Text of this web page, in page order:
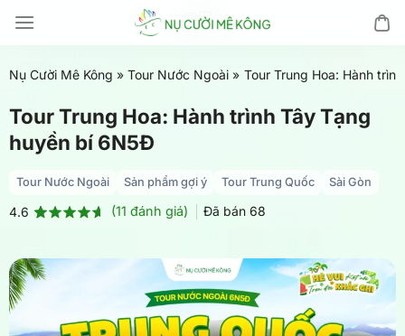
đến
dung
Nụ Cười Mê Kông » Tour Nước Ngoài » Tour Trung Hoa: Hành
Tour Trung Hoa: Hành trình Tây Tạng
huyền bí 6N5Đ
Tour Nước Ngoài Sản phẩm gợi ý Tour Trung Quốc Sài Gòn
4.6
đánh giá
(11 đánh giá) Đã bán 68